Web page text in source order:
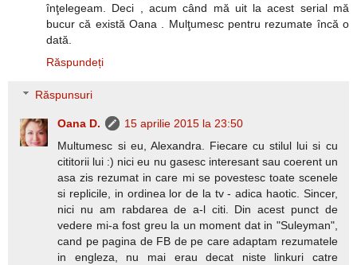
înţelegeam. Deci , acum când mă uit la acest serial mă
bucur că există Oana . Mulţumesc pentru rezumate încă o
dată.
Răspundeți
Răspunsuri
Oana D.
15 aprilie 2015 la 23:50
Multumesc si eu, Alexandra. Fiecare cu stilul lui si cu
cititorii lui :) nici eu nu gasesc interesant sau coerent un
asa zis rezumat in care mi se povestesc toate scenele
si replicile, in ordinea lor de la tv - adica haotic. Sincer,
nici nu am rabdarea de a-l citi. Din acest punct de
vedere mi-a fost greu la un moment dat in "Suleyman",
cand pe pagina de FB de pe care adaptam rezumatele
in engleza, nu mai erau decat niste linkuri catre